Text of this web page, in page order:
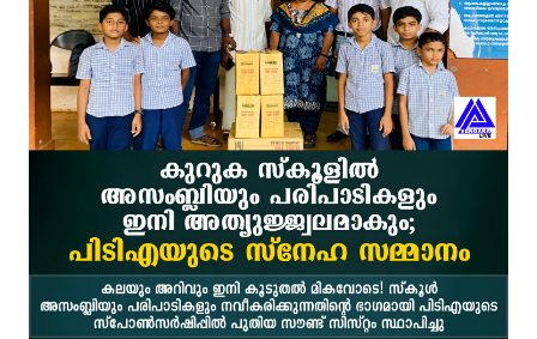
വേങ്ങരയിൽ വെള്ളക്കെട്ട് രൂക്ഷം; ദുരിതബാധിതർക്ക്
പ്രായം തടസ്സമല്ല; തിരൂരങ്ങാടി നഗരസഭയിൽ പ്ലസ് ടൂ
വേങ്ങരയുടെ അഭിമാനമായി ഹിപ്നോട്ടിസ്റ്റ് മുഹമ്മദ് റിയാസ്;
വാട്ടർ ടാങ്ക് വൃത്തിയാക്കുന്നതിനിടെ കെട്ടിടത്തിന്റെ മുകളിൽ നിന്ന്
ഉദ്യോഗസ്ഥ സംഘം പാണക്കാട് മണ്ണിടിച്ചിൽ ഉണ്ടായ സ്ഥലം
ചക്രവാതച്ചുഴിയുടെ സ്വാധീനം: സംസ്ഥാനത്ത് ഓഗസ്റ്റ് 7 വരെ മഴ
വിസ്ഡം യൂത്ത് വേങ്ങര സോൺ ട്രോമാകെയർ പരിശീലന ക്യാമ്പ്
പാണക്കാട് ശിഹാബ് തങ്ങളുടെ സ്മാരകമന്ദിരം വൈകാതെ
എസ്. എം. സർവർ മെഗാ ക്വിസ് -മലപ്പുറം ഈസ്റ്റ് സോൺ മത്സരം
കരിപ്പൂർ വിമാന ദുരന്തത്തിന് ഇന്ന് 6 വയസ്സ്; വലിയ വിമാനങ്ങളുടെ